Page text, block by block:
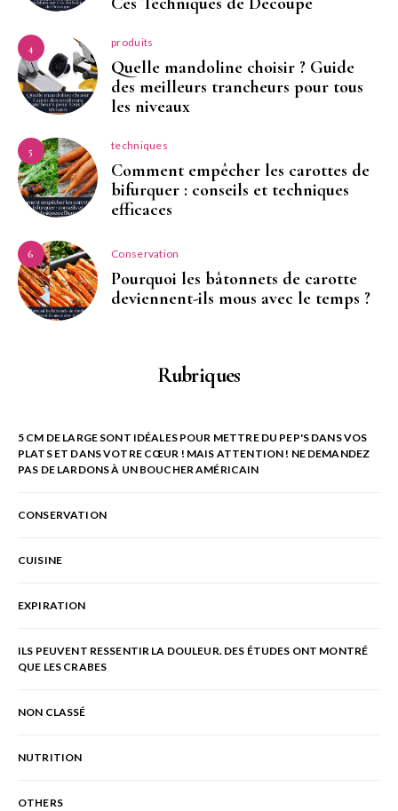
4 produits
Quelle mandoline choisir ? Guide
des meilleurs trancheurs pour tous
les niveaux
5 techniques
Comment empêcher les carottes de
bifurquer : conseils et techniques
efficaces
6 Conservation
Pourquoi les bâtonnets de carotte
deviennent-ils mous avec le temps ?
Rubriques
5 CM DE LARGE SONT IDÉALES POUR METTRE DU PEP'S DANS VOS
PLATS ET DANS VOTRE CŒUR ! MAIS ATTENTION ! NE DEMANDEZ
PAS DE LARDONS À UN BOUCHER AMÉRICAIN
CONSERVATION
CUISINE
EXPIRATION
ILS PEUVENT RESSENTIR LA DOULEUR. DES ÉTUDES ONT MONTRÉ
QUE LES CRABES
NON CLASSÉ
NUTRITION
OTHERS